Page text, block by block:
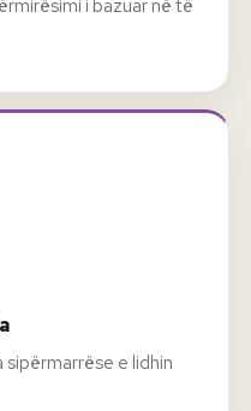
i bazuar në të
sipërmarrëse e lidhin